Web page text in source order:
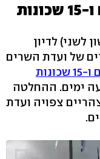
"סגר נושם" בשמונה ערים ו-15 שכונות
לשני) לדיון
של ועדת השרים
להכריז על שמונה ערים ו-15 שכונות
ימים. ההחלטה
צפויה ועדת